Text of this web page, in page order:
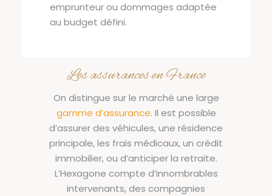
emprunteur ou dommages adaptée
au budget défini.
Les assurances en France
On distingue sur le marché une large
gamme d’assurance. Il est possible
d’assurer des véhicules, une résidence
principale, les frais médicaux, un crédit
immobilier, ou d’anticiper la retraite.
L’Hexagone compte d’innombrables
intervenants, des compagnies